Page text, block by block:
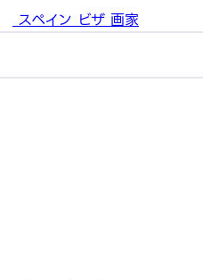
スペイン ビザ 画家